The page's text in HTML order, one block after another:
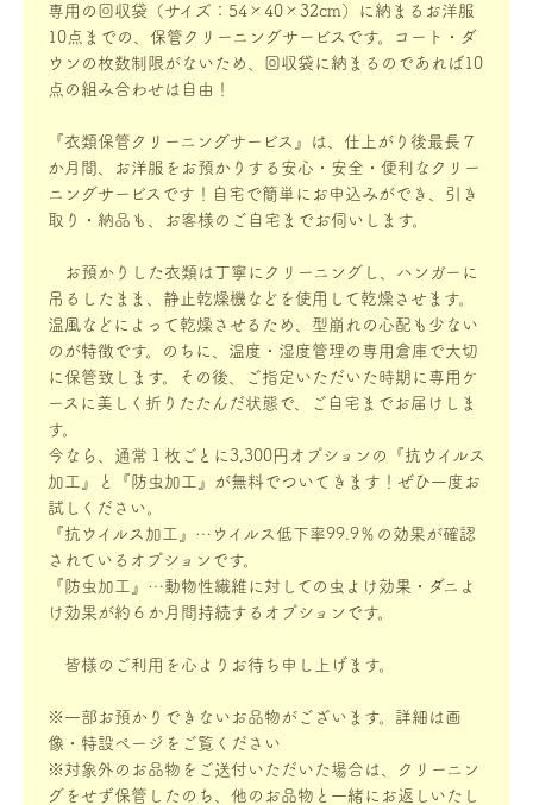
専用の回収袋（サイズ：54×40×32cm）に納まるお洋服
10点までの、保管クリーニングサービスです。コート・ダ
ウンの枚数制限がないため、回収袋に納まるのであれば10
点の組み合わせは自由！
『衣類保管クリーニングサービス』は、仕上がり後最長７
か月間、お洋服をお預かりする安心・安全・便利なクリー
ニングサービスです！自宅で簡単にお申込みができ、引き
取り・納品も、お客様のご自宅までお伺いします。
お預かりした衣類は丁寧にクリーニングし、ハンガーに
吊るしたまま、静止乾燥機などを使用して乾燥させます。
温風などによって乾燥させるため、型崩れの心配も少ない
のが特徴です。のちに、温度・湿度管理の専用倉庫で大切
に保管致します。その後、ご指定いただいた時期に専用ケ
ースに美しく折りたたんだ状態で、ご自宅までお届けしま
す。
今なら、通常１枚ごとに3,300円オプションの『抗ウイルス
加工』と『防虫加工』が無料でついてきます！ぜひ一度お
試しください。
『抗ウイルス加工』…ウイルス低下率99.9％の効果が確認
されているオプションです。
『防虫加工』…動物性繊維に対しての虫よけ効果・ダニよ
け効果が約６か月間持続するオプションです。
皆様のご利用を心よりお待ち申し上げます。
※一部お預かりできないお品物がございます。詳細は画
像・特設ページをご覧ください
※対象外のお品物をご送付いただいた場合は、クリーニン
グをせず保管したのち、他のお品物と一緒にお返しいたし